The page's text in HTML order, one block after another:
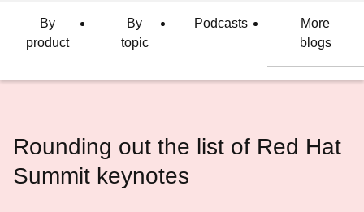
변
By
product
By
topic
Podcasts
More
blogs
Rounding out the list of Red Hat
Summit keynotes